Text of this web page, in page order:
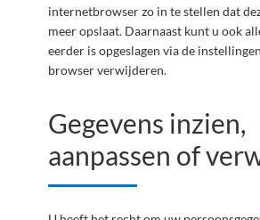
internetbrowser zo in te stellen dat
meer opslaat. Daarnaast kunt u ook
eerder is opgeslagen via de
browser verwijderen.
Gegevens inzien,
aanpassen of